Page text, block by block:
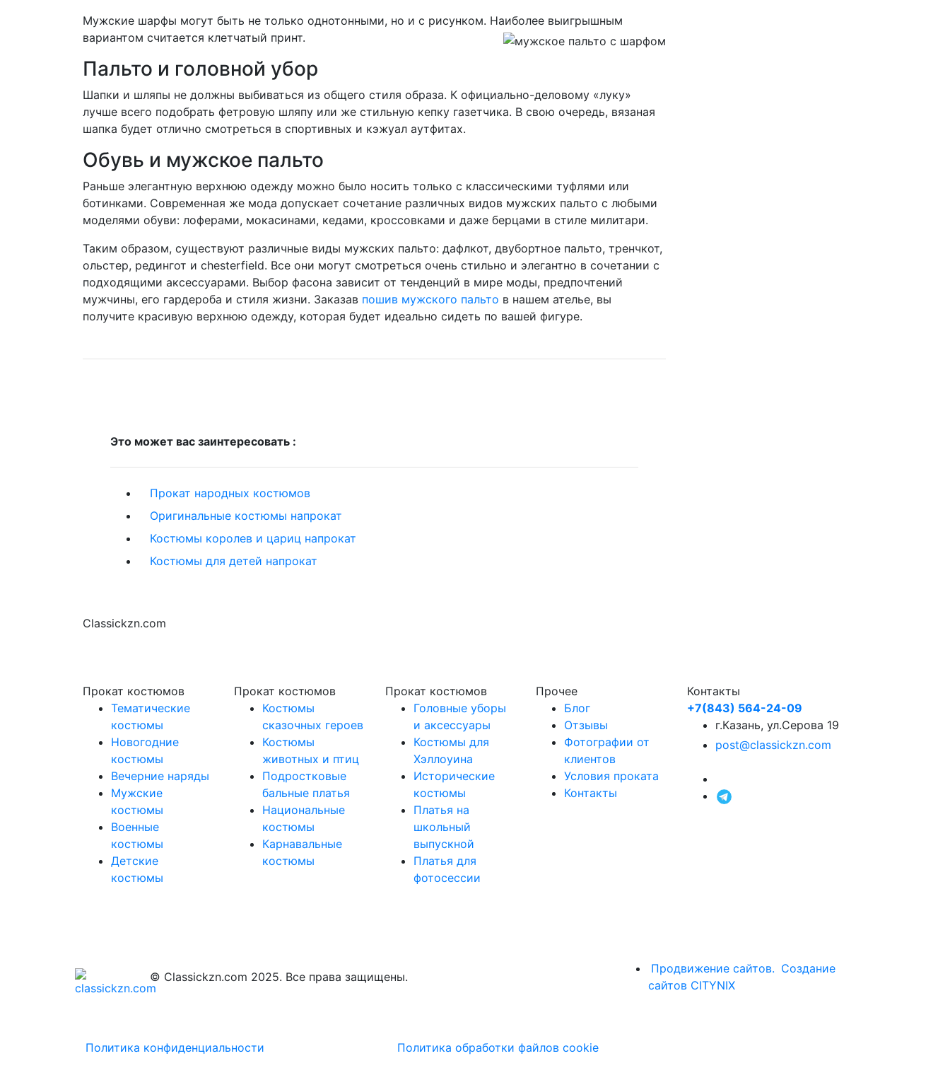
Мужские шарфы могут быть не только однотонными, но и с рисунком. Наиболее выигрышным
вариантом считается клетчатый принт.
Пальто и головной убор
Шапки и шляпы не должны выбиваться из общего стиля образа. К официально-деловому «луку»
лучше всего подобрать фетровую шляпу или же стильную кепку газетчика. В свою очередь, вязаная
шапка будет отлично смотреться в спортивных и кэжуал аутфитах.
Обувь и мужское пальто
Раньше элегантную верхнюю одежду можно было носить только с классическими туфлями или
ботинками. Современная же мода допускает сочетание различных видов мужских пальто с любыми
моделями обуви: лоферами, мокасинами, кедами, кроссовками и даже берцами в стиле милитари.
Таким образом, существуют различные виды мужских пальто: дафлкот, двубортное пальто, тренчкот,
ольстер, редингот и chesterfield. Все они могут смотреться очень стильно и элегантно в сочетании с
подходящими аксессуарами. Выбор фасона зависит от тенденций в мире моды, предпочтений
мужчины, его гардероба и стиля жизни. Заказав пошив мужского пальто в нашем ателье, вы
получите красивую верхнюю одежду, которая будет идеально сидеть по вашей фигуре.
Это может вас заинтересовать :
Прокат народных костюмов
Оригинальные костюмы напрокат
Костюмы королев и цариц напрокат
Костюмы для детей напрокат
Classickzn.com
Прокат костюмов
Тематические
костюмы
Новогодние
костюмы
Вечерние наряды
Мужские
костюмы
Военные
костюмы
Детские
костюмы
Прокат костюмов
Костюмы
сказочных героев
Костюмы
животных и птиц
Подростковые
бальные платья
Национальные
костюмы
Карнавальные
костюмы
Прокат костюмов
Головные уборы
и аксессуары
Костюмы для
Хэллоуина
Исторические
костюмы
Платья на
школьный
выпускной
Платья для
фотосессии
Прочее
Блог
Отзывы
Фотографии от
клиентов
Условия проката
Контакты
Контакты
+7(843) 564-24-09
г.Казань, ул.Серова 19
post@classickzn.com
© Classickzn.com 2025. Все права защищены.
Продвижение сайтов. Создание
сайтов CITYNIX
Политика конфиденциальности Политика обработки файлов cookie